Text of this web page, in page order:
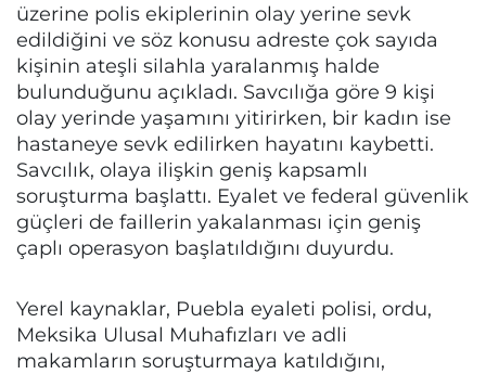
üzerine polis ekiplerinin olay yerine sevk
edildiğini ve söz konusu adreste çok sayıda
kişinin ateşli silahla yaralanmış halde
bulunduğunu açıkladı. Savcılığa göre 9 kişi
olay yerinde yaşamını yitirirken, bir kadın ise
hastaneye sevk edilirken hayatını kaybetti.
Savcılık, olaya ilişkin geniş kapsamlı
soruşturma başlattı. Eyalet ve federal güvenlik
güçleri de faillerin yakalanması için geniş
çaplı operasyon başlatıldığını duyurdu.
Yerel kaynaklar, Puebla eyaleti polisi, ordu,
Meksika Ulusal Muhafızları ve adli
makamların soruşturmaya katıldığını,